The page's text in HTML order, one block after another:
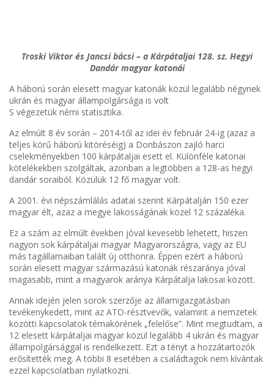
Troski Viktor és Jancsi bácsi – a Kárpátaljai 128. sz. Hegyi
Dandár magyar katonái
A háború során elesett magyar katonák közül legalább négynek
ukrán és magyar állampolgársága is volt
S végezetük némi statisztika.
Az elmúlt 8 év során – 2014-től az idei év február 24-ig (azaz a
teljes körű háború kitöréséig) a Donbászon zajló harci
cselekményekben 100 kárpátaljai esett el. Különféle katonai
kötelékekben szolgáltak, azonban a legtöbben a 128-as hegyi
dandár soraiból. Közülük 12 fő magyar volt.
A 2001. évi népszámlálás adatai szerint Kárpátalján 150 ezer
magyar élt, azaz a megye lakosságának közel 12 százaléka.
Ez a szám az elmúlt években jóval kevesebb lehetett, hiszen
nagyon sok kárpátaljai magyar Magyarországra, vagy az EU
más tagállamaiban talált új otthonra. Éppen ezért a háború
során elesett magyar származású katonák részaránya jóval
magasabb, mint a magyarok aránya Kárpátalja lakosai között.
Annak idején jelen sorok szerzője az államigazgatásban
tevékenykedett, mint az ATO-résztvevők, valamint a nemzetek
közötti kapcsolatok témakörének „felelőse”. Mint megtudtam, a
12 elesett kárpátaljai magyar közül legalább 4 ukrán és magyar
állampolgársággal is rendelkezett. Ezt a tényt a hozzátartozók
erősítették meg. A többi 8 esetében a családtagok nem kívántak
ezzel kapcsolatban nyilatkozni.